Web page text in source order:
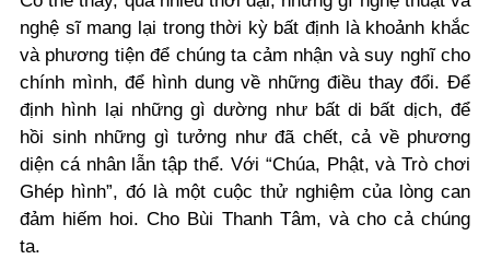
nghệ sĩ mang lại trong thời kỳ bất định là khoảnh khắc
và phương tiện để chúng ta cảm nhận và suy nghĩ cho
chính mình, để hình dung về những điều thay đổi. Để
định hình lại những gì dường như bất di bất dịch, để
hồi sinh những gì tưởng như đã chết, cả về phương
diện cá nhân lẫn tập thể. Với “Chúa, Phật, và Trò chơi
Ghép hình”, đó là một cuộc thử nghiệm của lòng can
đảm hiếm hoi. Cho Bùi Thanh Tâm, và cho cả chúng
ta.